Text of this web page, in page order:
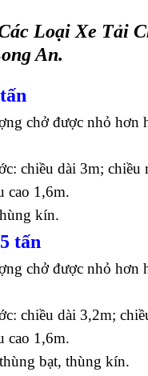
Loại Xe Tải
An.
chở được nhỏ hơn
chiều dài 3m; chiều
cao 1,6m.
kín.
tấn
chở được nhỏ hơn
chiều dài 3,2m;
cao 1,6m.
bạt, thùng kín.